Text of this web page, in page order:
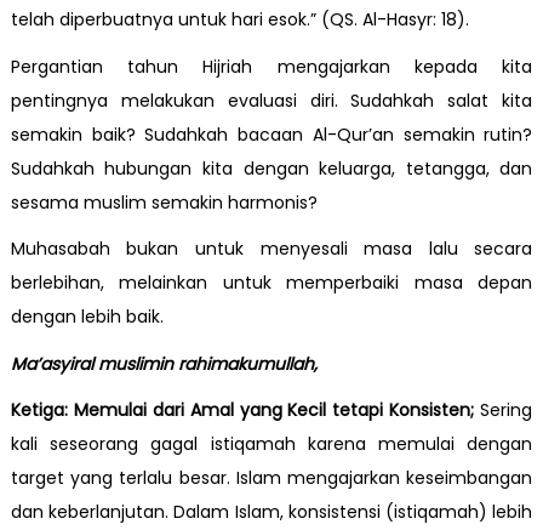
telah diperbuatnya untuk hari esok.” (QS. Al-Hasyr: 18).
Pergantian tahun Hijriah mengajarkan kepada kita
pentingnya melakukan evaluasi diri. Sudahkah salat kita
semakin baik? Sudahkah bacaan Al-Qur’an semakin rutin?
Sudahkah hubungan kita dengan keluarga, tetangga, dan
sesama muslim semakin harmonis?
Muhasabah bukan untuk menyesali masa lalu secara
berlebihan, melainkan untuk memperbaiki masa depan
dengan lebih baik.
Ma’asyiral muslimin rahimakumullah,
Ketiga: Memulai dari Amal yang Kecil tetapi Konsisten;Sering
kali seseorang gagal istiqamah karena memulai dengan
target yang terlalu besar. Islam mengajarkan keseimbangan
dan keberlanjutan. Dalam Islam, konsistensi (istiqamah) lebih